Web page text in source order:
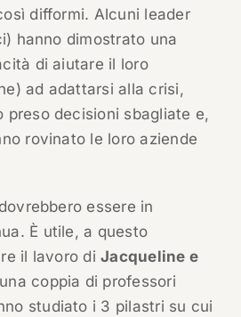
difformi. Alcuni leader
hanno dimostrato una
di aiutare il loro
ad adattarsi alla crisi,
preso decisioni sbagliate e,
rovinato le loro aziende
essere in
È utile, a questo
il lavoro diJacqueline e
una coppia di professori
studiato i 3 pilastri su cui